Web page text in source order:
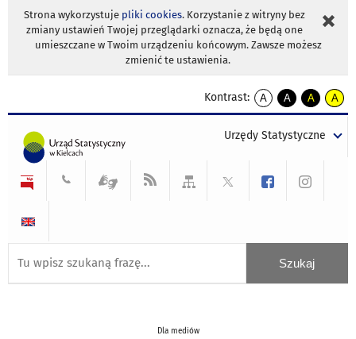
Strona wykorzystuje pliki cookies. Korzystanie z witryny bez
zmiany ustawień Twojej przeglądarki oznacza, że będą one
umieszczane w Twoim urządzeniu końcowym. Zawsze możesz
zmienić te ustawienia.
Kontrast:
A
kontrast
A
kontrast
tekst
czarnym
A
kontrast
tekst
czarnym
A
tekst
żółtym
Urzędy Statystyczne
Dla mediów